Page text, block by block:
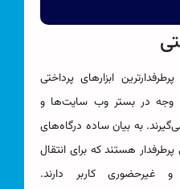
ابزارهای پرداختی
وجه در بستر وب سایت‌ها و
به بیان ساده درگاه‌های
پرطرفدار هستند که برای انتقال
غیرحضوری کاربر دارند.